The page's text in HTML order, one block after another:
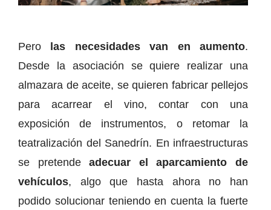
Pero las necesidades van en aumento.
Desde la asociación se quiere realizar una
almazara de aceite, se quieren fabricar pellejos
para acarrear el vino, contar con una
exposición de instrumentos, o retomar la
teatralización del Sanedrín. En infraestructuras
se pretendeadecuar el aparcamiento de
vehículos, algo que hasta ahora no han
podido solucionar teniendo en cuenta la fuerte